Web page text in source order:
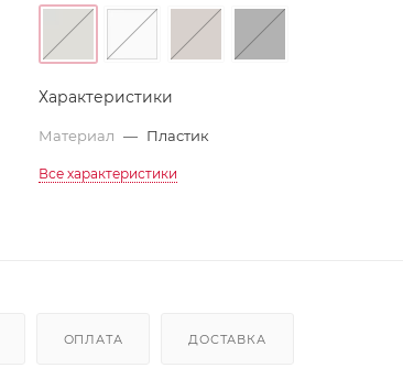
Характеристики
Материал — Пластик
Все характеристики
ОПЛАТА ДОСТАВКА